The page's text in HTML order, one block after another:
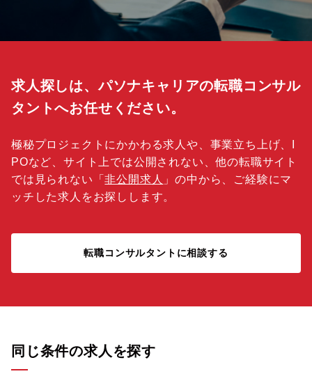
求人探しは、パソナキャリアの転職コンサル
タントへお任せください。
極秘プロジェクトにかかわる求人や、事業立ち上げ、I
POなど、サイト上では公開されない、他の転職サイト
では見られない「非公開求人 」の中から、ご経験にマ
ッチした求人をお探しします。
転職コンサルタントに相談する
同じ条件の求人を探す